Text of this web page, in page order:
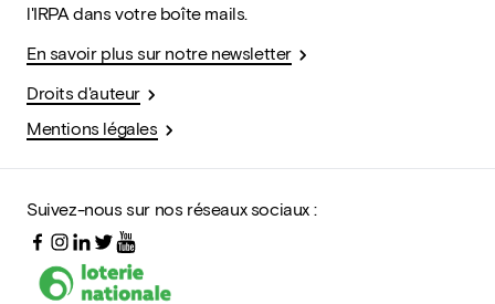
l'IRPA dans votre boîte mails.
En savoir plus sur notre newsletter
Droits d'auteur
Mentions légales
Suivez-nous sur nos réseaux sociaux :